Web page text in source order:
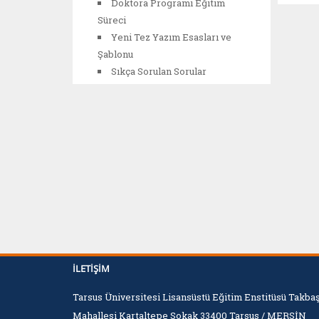
Doktora Programı Eğitim
Süreci
Yeni Tez Yazım Esasları ve
Şablonu
Sıkça Sorulan Sorular
İLETIŞIM
Tarsus Üniversitesi Lisansüstü Eğitim Enstitüsü
Mahallesi Kartaltepe Sokak 33400 Tarsus / MERSİN